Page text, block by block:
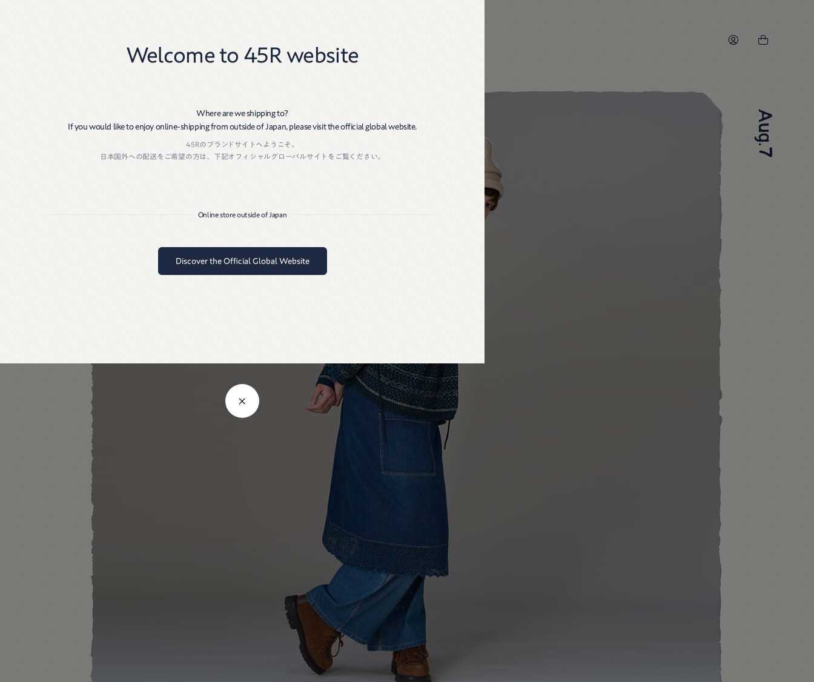
Welcome to 45R website
Where are we shipping to?
If you would like to enjoy online-shipping from outside of Japan, please visit the official global website.
45Rのブランドサイトへようこそ。
日本国外への配送をご希望の方は、下記オフィシャルグローバルサイトをご覧ください。
Online store outside of Japan
Discover the Official Global Website